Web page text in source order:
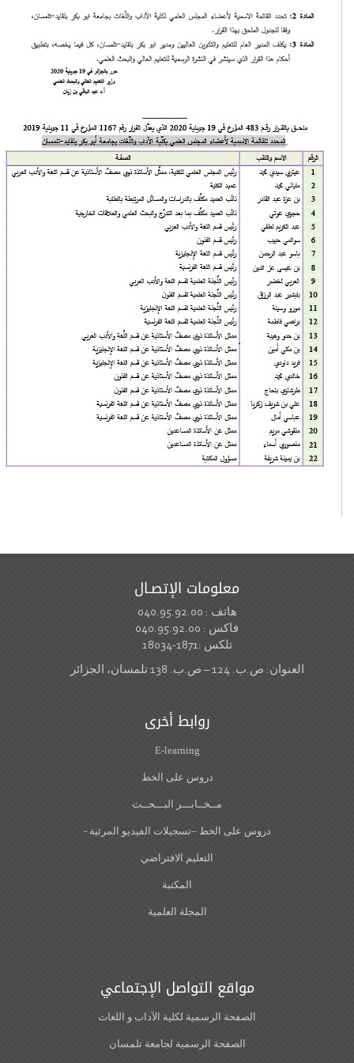
معلومات الإتصـال
هاتف : 040.95.92.00
فاكس : 040.95.92.00
تلكس :1871-18034
العنوان: ص.ب. 124 – ص.ب. 138 تلمسان، الجزائر
روابط أخرى
E-learning
دروس على الخط
مــخــابـــر البـــحــث
دروس على الخط –تسجيلات الفيديو المرئية -
التعليم الافتراضي
المكتبة
المجلة العلمية
مواقع التواصل الإجتماعي
الصفحة الرسمية لكلية الآداب و اللغات‎
الصفحة الرسمية لجامعة تلمسان